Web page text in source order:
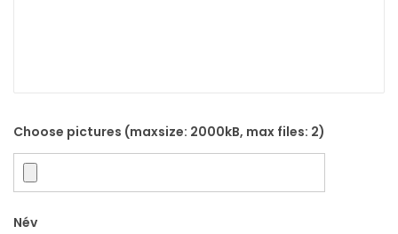
g
Choose pictures (maxsize: 2000kB, max files: 2)
Név